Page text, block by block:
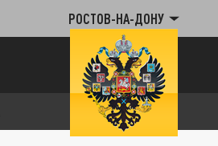
РОСТОВ-НА-ДОНУ